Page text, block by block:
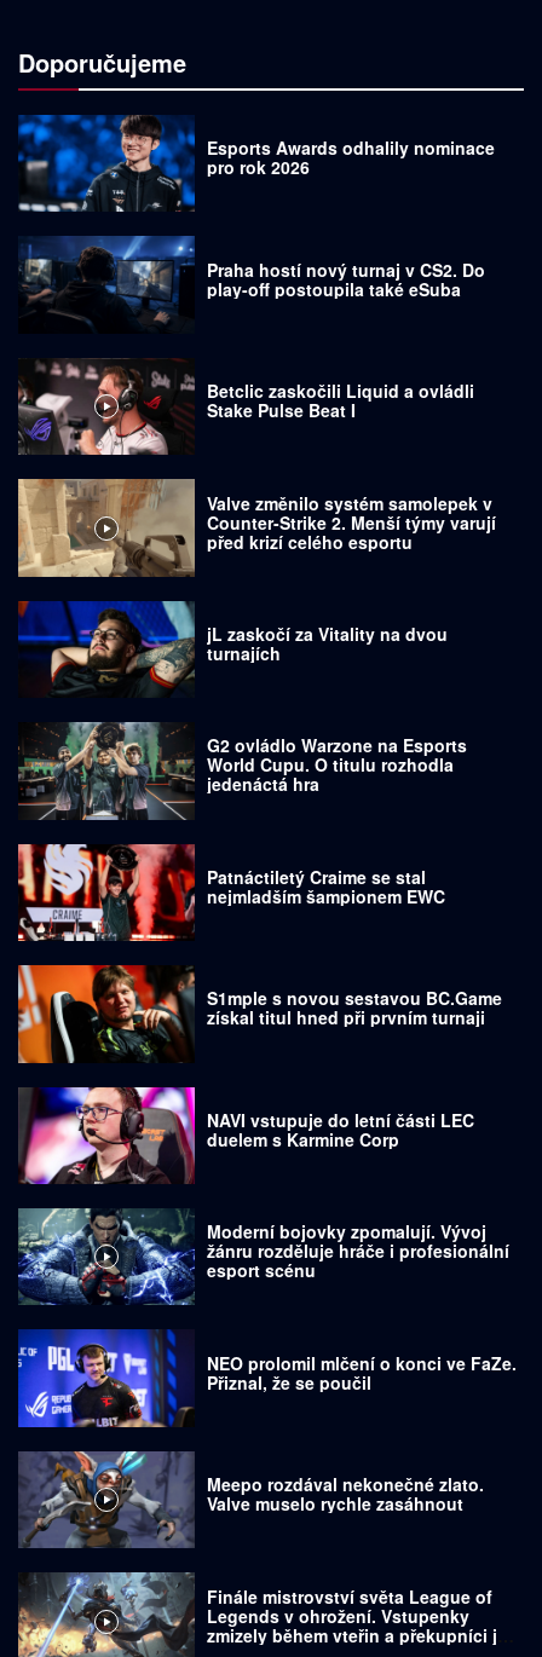
Doporučujeme
Esports Awards odhalily nominace
pro rok 2026
Praha hostí nový turnaj v CS2. Do
play-off postoupila také eSuba
Betclic zaskočili Liquid a ovládli
Stake Pulse Beat I
Valve změnilo systém samolepek v
Counter-Strike 2. Menší týmy varují
před krizí celého esportu
jL zaskočí za Vitality na dvou
turnajích
G2 ovládlo Warzone na Esports
World Cupu. O titulu rozhodla
jedenáctá hra
Patnáctiletý Craime se stal
nejmladším šampionem EWC
S1mple s novou sestavou BC.Game
získal titul hned při prvním turnaji
NAVI vstupuje do letní části LEC
duelem s Karmine Corp
Moderní bojovky zpomalují. Vývoj
žánru rozděluje hráče i profesionální
esport scénu
NEO prolomil mlčení o konci ve FaZe.
Přiznal, že se poučil
Meepo rozdával nekonečné zlato.
Valve muselo rychle zasáhnout
Finále mistrovství světa League of
Legends v ohrožení. Vstupenky
zmizely během vteřin a překupníci je